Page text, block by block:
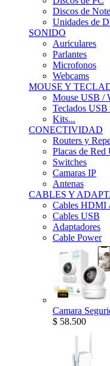
Discos de
Unidades de
SONIDO
Auriculares
Parlantes
Microfonos
Webcams
MOUSE Y
Mouse USB /
Teclados USB
Kits...
CONECTIVIDAD
Routers y
Placas de
Switches
Camaras IP
Antenas
CABLES Y
Cables HDMI
Cables USB
Adaptadores
Cable Power
Camara
$ 58.500